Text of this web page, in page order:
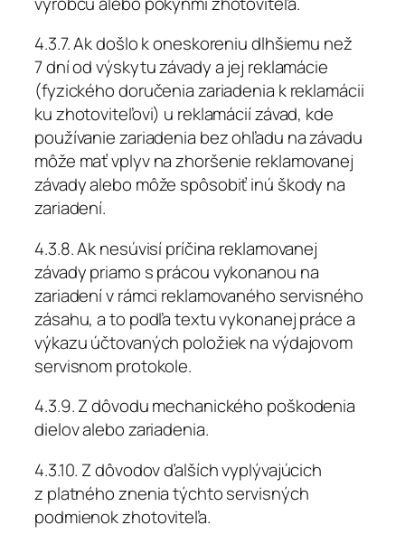
4.3.7. Ak došlo k oneskoreniu dlhšiemu než
7 dní od výskytu závady a jej reklamácie
(fyzického doručenia zariadenia k reklamácii
ku zhotoviteľovi) u reklamácií závad, kde
používanie zariadenia bez ohľadu na závadu
môže mať vplyv na zhoršenie reklamovanej
závady alebo môže spôsobiť inú škody na
zariadení.
4.3.8. Ak nesúvisí príčina reklamovanej
závady priamo s prácou vykonanou na
zariadení v rámci reklamovaného servisného
zásahu, a to podľa textu vykonanej práce a
výkazu účtovaných položiek na výdajovom
servisnom protokole.
4.3.9. Z dôvodu mechanického poškodenia
dielov alebo zariadenia.
4.3.10. Z dôvodov ďalších vyplývajúcich
z platného znenia týchto servisných
podmienok zhotoviteľa.